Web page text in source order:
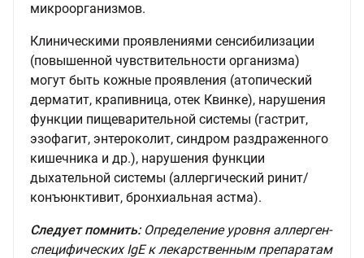
микроорганизмов.
Клиническими проявлениями сенсибилизации
(повышенной чувствительности организма)
могут быть кожные проявления (атопический
дерматит, крапивница, отек Квинке), нарушения
функции пищеварительной системы (гастрит,
эзофагит, энтероколит, синдром раздраженного
кишечника и др.), нарушения функции
дыхательной системы (аллергический ринит/
конъюнктивит, бронхиальная астма).
Следует помнить: Определение уровня аллерген-
специфических IgE к лекарственным препаратам